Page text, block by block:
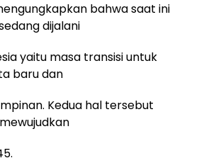
bahwa saat ini
dijalani
yaitu masa transisi untuk
baru dan
Kedua hal tersebut